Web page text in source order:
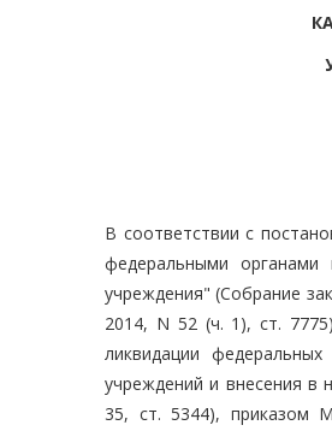
В соответствии с
федеральными органами
учреждения" (Собрание
2014, N 52 (ч. 1), ст.
ликвидации
учреждений и внесения в
35, ст. 5344), приказом